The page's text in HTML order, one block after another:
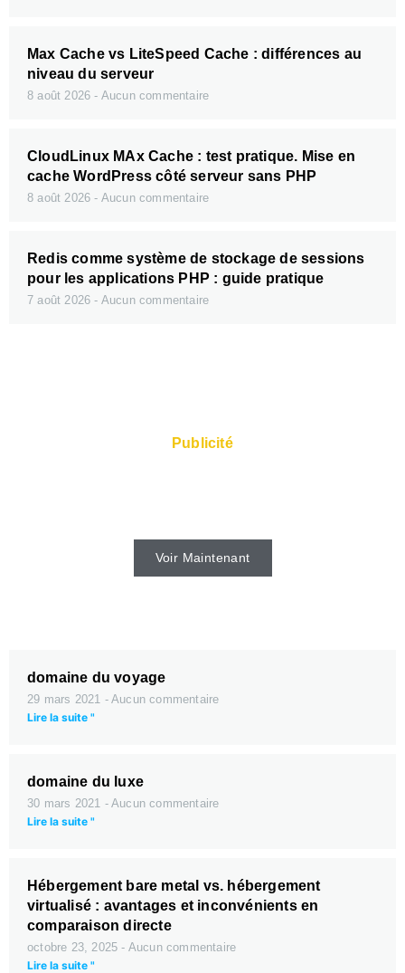
Max Cache vs LiteSpeed Cache : différences au
niveau du serveur
8 août 2026 Aucun commentaire
CloudLinux MAx Cache : test pratique. Mise en
cache WordPress côté serveur sans PHP
8 août 2026 Aucun commentaire
Redis comme système de stockage de sessions
pour les applications PHP : guide pratique
7 août 2026 Aucun commentaire
Publicité
Voir Maintenant
domaine du voyage
29 mars 2021
Aucun commentaire
Lire la suite "
domaine du luxe
30 mars 2021
Aucun commentaire
Lire la suite "
Hébergement bare metal vs. hébergement
virtualisé : avantages et inconvénients en
comparaison directe
octobre 23, 2025 Aucun commentaire
Lire la suite "